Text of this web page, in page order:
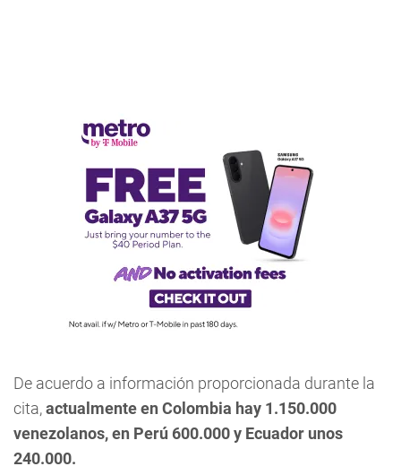
De acuerdo a información proporcionada durante la
cita,actualmente en Colombia hay 1.150.000
venezolanos, en Perú 600.000 y Ecuador unos
240.000.